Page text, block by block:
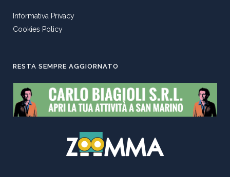
Informativa Privacy
Cookies Policy
RESTA SEMPRE AGGIORNATO